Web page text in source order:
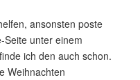
ansonsten poste
Seite unter einem
ich den auch schon.
Weihnachten